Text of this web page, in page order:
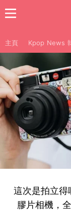
主頁 Kpop News
這次是拍立
膠片相機，